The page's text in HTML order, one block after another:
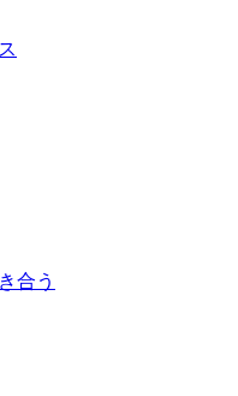
合う